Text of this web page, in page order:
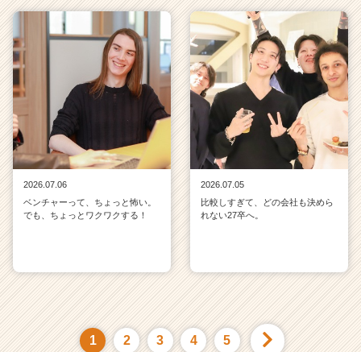
2026.07.06
ベンチャーって、ちょっと怖い。
でも、ちょっとワクワクする！
2026.07.05
比較しすぎて、どの会社も決めら
れない27卒へ。
1 2 3 4 5